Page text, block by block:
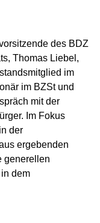
des BDZ
Thomas Liebel,
im
im BZSt und
mit der
Im Fokus
der
ergebenden
generellen
dem